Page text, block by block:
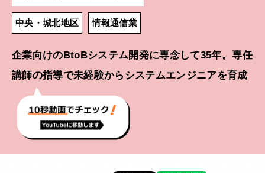
中央・城北地区 情報通信業
企業向けのBtoBシステム開発に専念して35年。専任
講師の指導で未経験からシステムエンジニアを育成